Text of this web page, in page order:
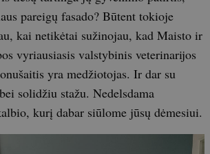
pareigų fasado? Būtent tokioje
kai netikėtai sužinojau, kad Maisto ir
vyriausiasis valstybinis veterinarijos
yra medžiotojas. Ir dar su
solidžiu stažu. Nedelsdama
kurį dabar siūlome jūsų dėmesiui.